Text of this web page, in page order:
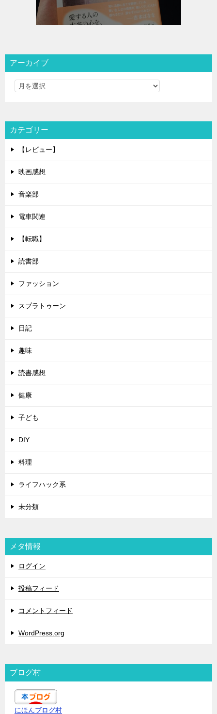
アーカイブ
カテゴリー
【レビュー】
映画感想
音楽部
電車関連
【転職】
読書部
ファッション
スプラトゥーン
日記
趣味
読書感想
健康
子ども
DIY
料理
ライフハック系
未分類
メタ情報
ログイン
投稿フィード
コメントフィード
WordPress.org
ブログ村
にほんブログ村